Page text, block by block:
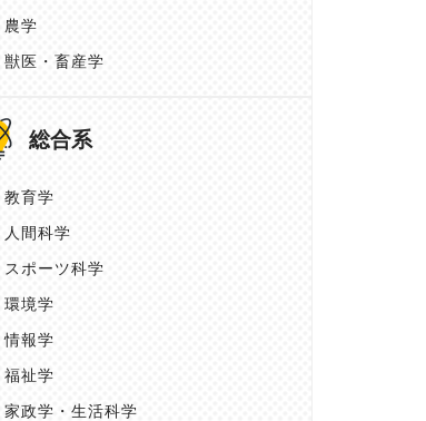
農学
獣医・畜産学
総合系
教育学
人間科学
スポーツ科学
環境学
情報学
福祉学
家政学・生活科学